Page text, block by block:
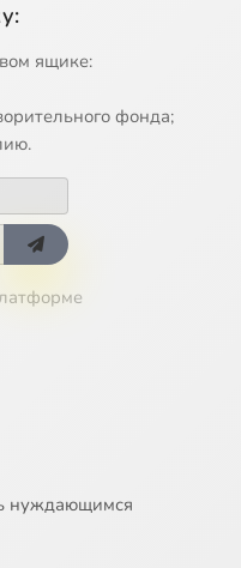
ящике:
фонда;
нуждающимся